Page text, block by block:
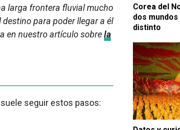
Corea del
dos
distinto
larga frontera fluvial mucho
para poder llegar a él
en nuestro artículo sobrela
seguir estos pasos: